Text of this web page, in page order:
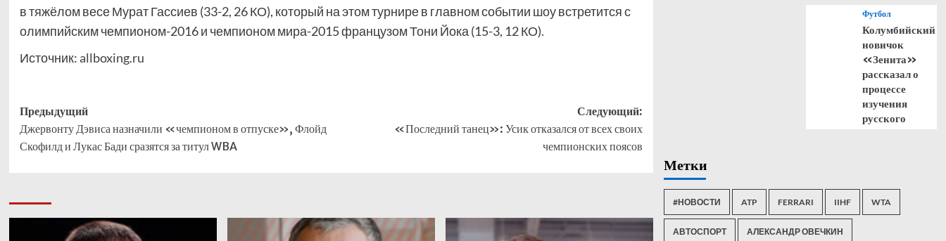
в тяжёлом весе Мурат Гассиев (33-2, 26 КО), который на этом турнире в главном событии шоу встретится с
олимпийским чемпионом-2016 и чемпионом мира-2015 французом Тони Йока (15-3, 12 КО).
Источник: allboxing.ru
Навигация
записи
Предыдущий
Джервонту Дэвиса назначили «чемпионом в отпуске», Флойд
Скофилд и Лукас Бади сразятся за титул WBA
Следующий:
«Последний танец»: Усик отказался от всех своих
чемпионских поясов
Футбол
Колумбийский
новичок
«Зенита»
рассказал о
процессе
изучения
русского
Метки
#НОВОСТИ ATP FERRARI IIHF WTA
АВТОСПОРТ АЛЕКСАНДР ОВЕЧКИН